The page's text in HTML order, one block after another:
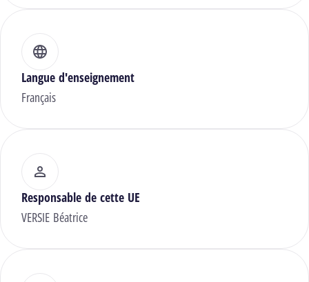
Langue d'enseignement
Français
Responsable de cette UE
VERSIE Béatrice